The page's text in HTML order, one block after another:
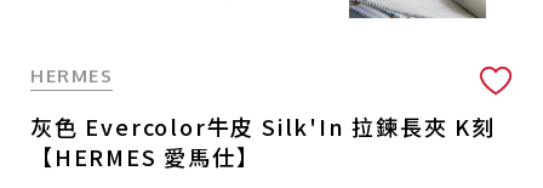
HERMES
灰色 Evercolor牛皮 Silk'In 拉鍊長夾 K刻
【HERMES 愛馬仕】